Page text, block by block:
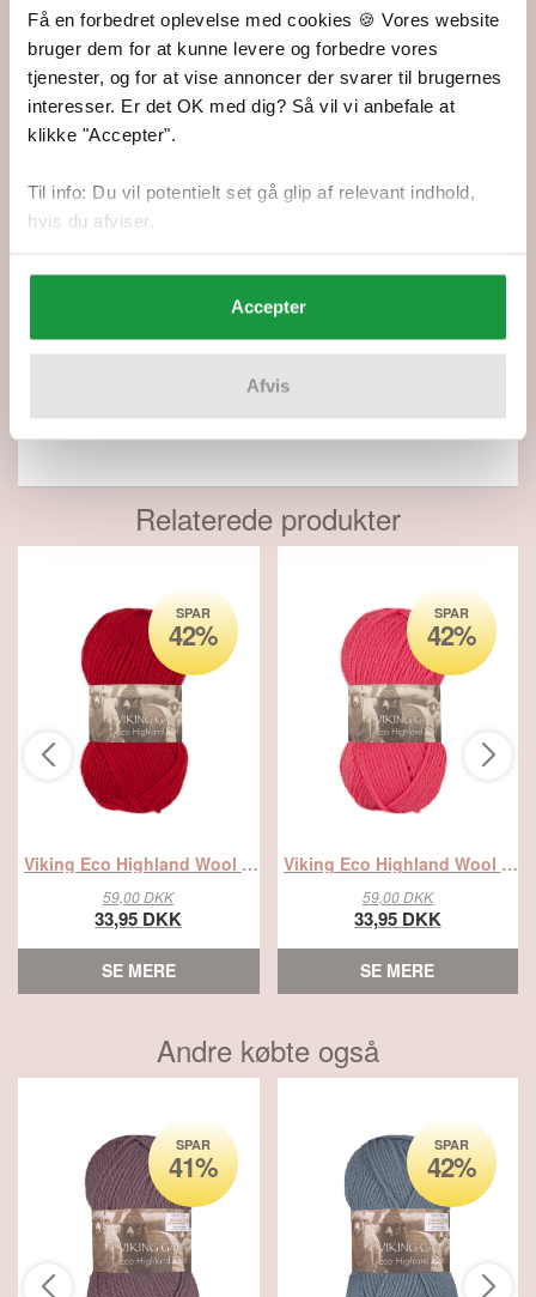
Få en forbedret oplevelse med cookies 🍪 Vores website
bruger dem for at kunne levere og forbedre vores
tjenester, og for at vise annoncer der svarer til brugernes
interesser. Er det OK med dig? Så vil vi anbefale at
klikke "Accepter".
Til info: Du vil potentielt set gå glip af relevant indhold,
hvis du afviser.
Accepter
Afvis
Udvidet fortrydelsesret
Du får 90 dages fuld returret
Kundeanmeldelser: Viking Eco Highland Wool
244 Brændt orange
,d. 11.10.2024
Relaterede produkter
SPAR
42%
Viking Eco Highland Wool 250 Rød, Uldgarn, fra Viking
59,00 DKK
33,95 DKK
SE MERE
SPAR
42%
Viking Eco Highland Wool 265 Rosa, Uldgarn, fra Viking
59,00 DKK
33,95 DKK
SE MERE
Andre købte også
SPAR
41%
SPAR
42%